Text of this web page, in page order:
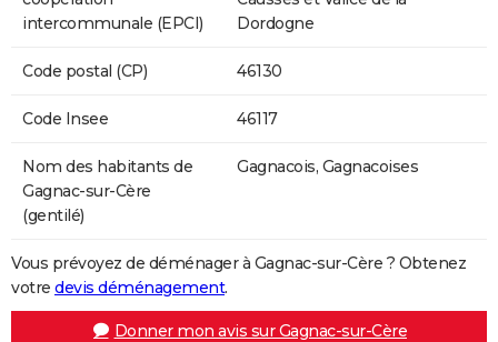
intercommunale (EPCI)
Dordogne
Code postal (CP) 46130
Code Insee 46117
Nom des habitants de
Gagnac-sur-Cère
(gentilé)
Gagnacois, Gagnacoises
Vous prévoyez de déménager à Gagnac-sur-Cère ? Obtenez
votre devis déménagement.
Donner mon avis sur Gagnac-sur-Cère